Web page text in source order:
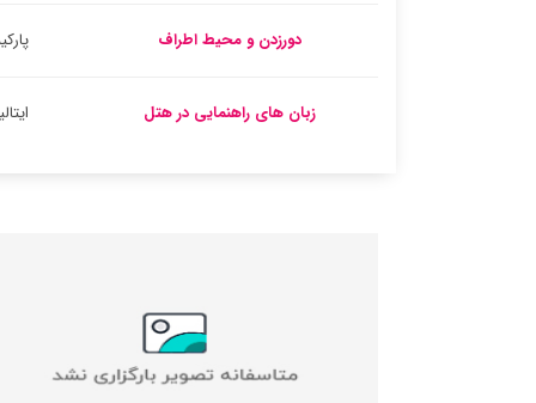
دورزدن و محیط اطراف
زبان های راهنمایی در هتل